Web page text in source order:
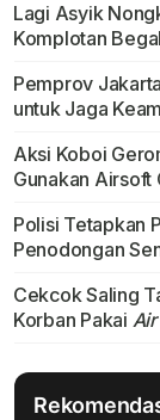
Lagi Asyik
Komplotan
Pemprov
untuk Jaga
Aksi Koboi
Gunakan Airsoft
Polisi Tetapkan
Penodongan
Cekcok Saling
Korban Pakai